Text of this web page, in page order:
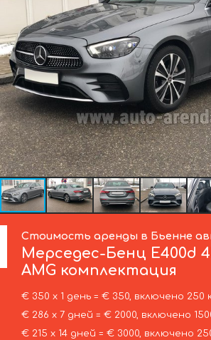
Стоимость аренды в Бьенне
Мерседес-Бенц E400d
AMG комплектация
€ 350 х 1 день = € 350, включено 250
€ 286 х 7 дней = € 2000, включено
€ 215 х 14 дней = € 3000, включено